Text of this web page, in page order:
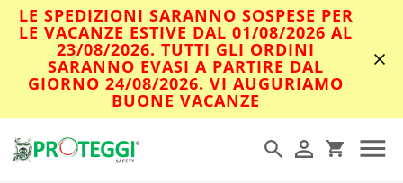
LE SPEDIZIONI SARANNO SOSPESE PER
LE VACANZE ESTIVE DAL 01/08/2026 AL
23/08/2026. TUTTI GLI ORDINI
SARANNO EVASI A PARTIRE DAL
GIORNO 24/08/2026. VI AUGURIAMO
BUONE VACANZE